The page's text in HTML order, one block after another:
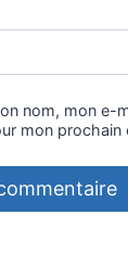
nom, mon e-
mon prochain